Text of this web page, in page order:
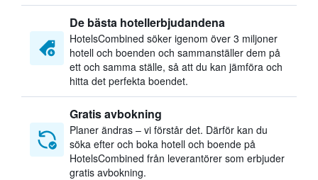
De bästa hotellerbjudandena
HotelsCombined söker igenom över 3 miljoner
hotell och boenden och sammanställer dem på
ett och samma ställe, så att du kan jämföra och
hitta det perfekta boendet.
Gratis avbokning
Planer ändras – vi förstår det. Därför kan du
söka efter och boka hotell och boende på
HotelsCombined från leverantörer som erbjuder
gratis avbokning.